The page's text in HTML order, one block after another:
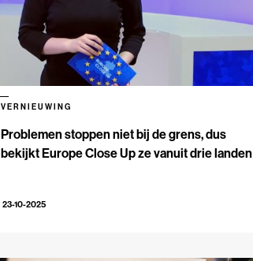
Problemen stoppen niet bij de grens, dus
bekijkt Europe Close Up ze vanuit drie landen
VERNIEUWING
23-10-2025